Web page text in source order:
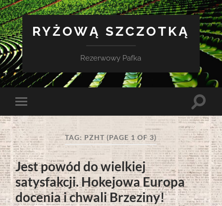
RYŻOWĄ SZCZOTKĄ
Rezerwowy Pafka
Toggle
mobile
menu
Toggle
field
TAG: PZHT (PAGE 1 OF 3)
Jest powód do wielkiej
satysfakcji. Hokejowa Europa
docenia i chwali Brzeziny!